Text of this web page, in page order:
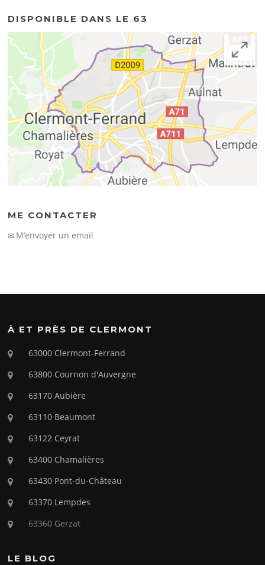
DISPONIBLE DANS LE 63
ME CONTACTER
✉ M’envoyer un email
À ET PRÈS DE CLERMONT
63000 Clermont-Ferrand
63800 Cournon d'Auvergne
63170 Aubière
63110 Beaumont
63122 Ceyrat
63400 Chamalières
63430 Pont-du-Château
63370 Lempdes
63360 Gerzat
LE BLOG